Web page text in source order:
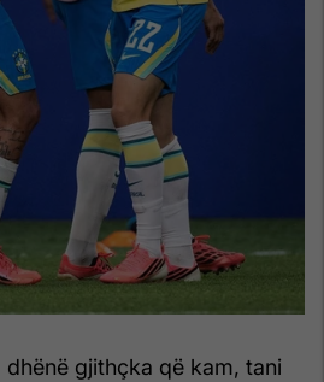
dhënë gjithçka që kam, tani